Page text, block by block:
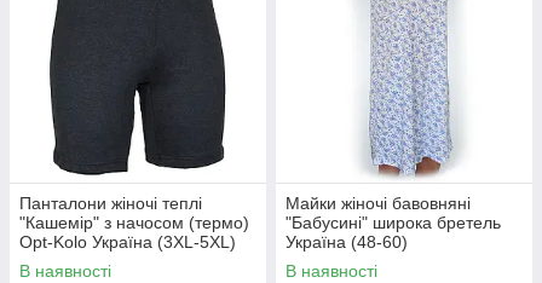
Панталони жіночі теплі
"Кашемір" з начосом (термо)
Opt-Kolo Україна (3XL-5XL)
— 120 грн/шт
В наявності
Майки жіночі бавовняні
"Бабусині" широка бретель
Україна (48-60)
В наявності